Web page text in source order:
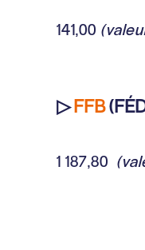
141,00
▷FFB
1 187,80